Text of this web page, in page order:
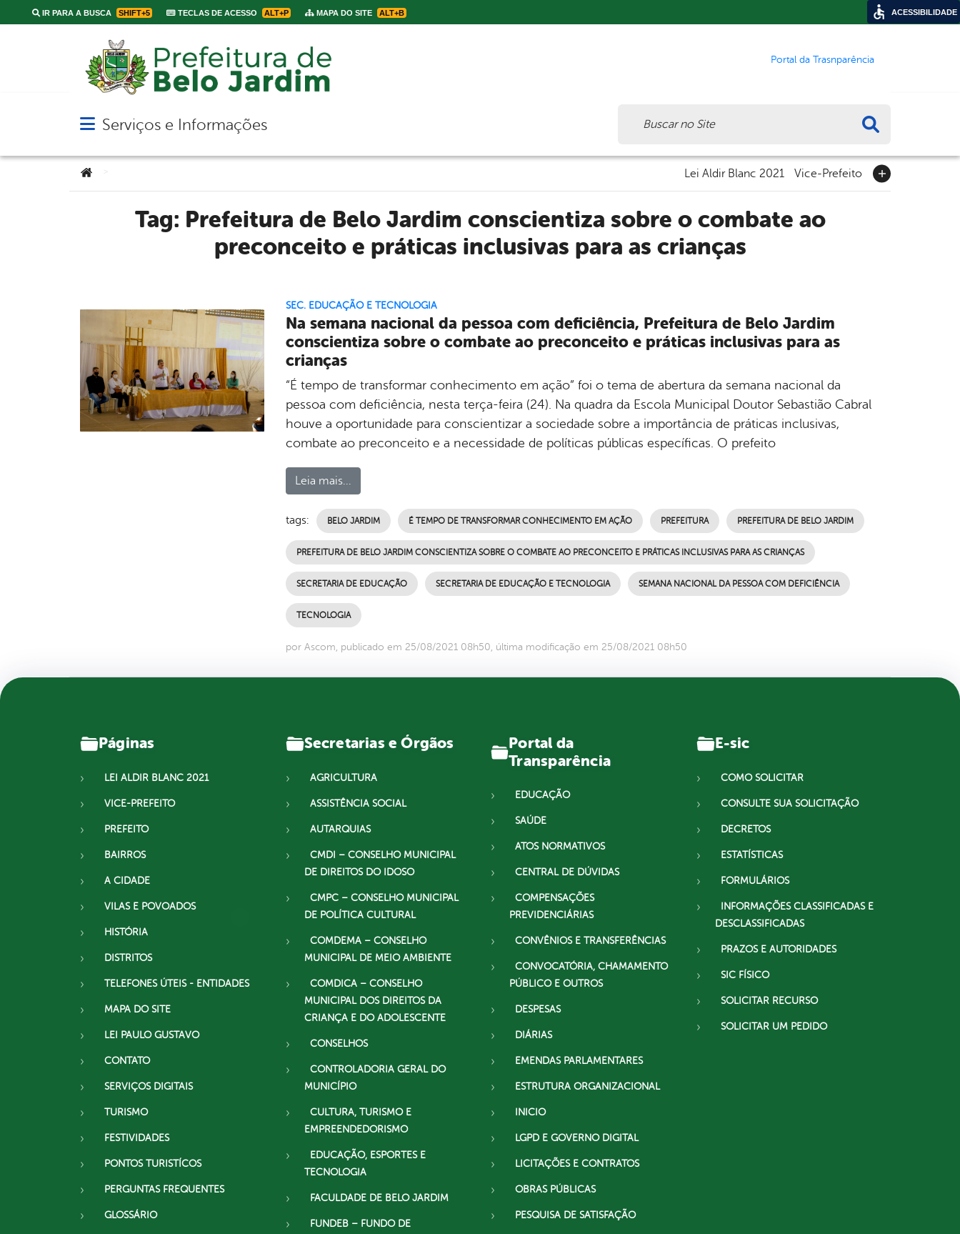
IR PARA A BUSCA SHIFT+5 TECLAS DE ACESSO ALT+P MAPA DO SITE ALT+B
Portal da Trasnparência
Abrir menu principal de navegação
Serviços e Informações
Você está aqui: Lei Aldir Blanc 2021 Vice-Prefeito
Tag: Prefeitura de Belo Jardim conscientiza sobre o combate ao
preconceito e práticas inclusivas para as crianças
SEC. EDUCAÇÃO E TECNOLOGIA
Na semana nacional da pessoa com deficiência, Prefeitura de Belo Jardim
conscientiza sobre o combate ao preconceito e práticas inclusivas para as
crianças
“É tempo de transformar conhecimento em ação” foi o tema de abertura da semana nacional da
pessoa com deficiência, nesta terça-feira (24). Na quadra da Escola Municipal Doutor Sebastião Cabral
houve a oportunidade para conscientizar a sociedade sobre a importância de práticas inclusivas,
combate ao preconceito e a necessidade de políticas públicas específicas. O prefeito
Leia mais...
tags: BELO JARDIM É TEMPO DE TRANSFORMAR CONHECIMENTO EM AÇÃO PREFEITURA PREFEITURA DE BELO JARDIM
PREFEITURA DE BELO JARDIM CONSCIENTIZA SOBRE O COMBATE AO PRECONCEITO E PRÁTICAS INCLUSIVAS PARA AS CRIANÇAS
SECRETARIA DE EDUCAÇÃO SECRETARIA DE EDUCAÇÃO E TECNOLOGIA SEMANA NACIONAL DA PESSOA COM DEFICIÊNCIA
TECNOLOGIA
por Ascom, publicado em 25/08/2021 08h50, última modificação em 25/08/2021 08h50
Páginas
LEI ALDIR BLANC 2021
VICE-PREFEITO
PREFEITO
BAIRROS
A CIDADE
VILAS E POVOADOS
HISTÓRIA
DISTRITOS
TELEFONES ÚTEIS - ENTIDADES
MAPA DO SITE
LEI PAULO GUSTAVO
CONTATO
SERVIÇOS DIGITAIS
TURISMO
FESTIVIDADES
PONTOS TURISTÍCOS
PERGUNTAS FREQUENTES
GLOSSÁRIO
Secretarias e Órgãos
AGRICULTURA
ASSISTÊNCIA SOCIAL
AUTARQUIAS
CMDI – CONSELHO MUNICIPAL
DE DIREITOS DO IDOSO
CMPC – CONSELHO MUNICIPAL
DE POLÍTICA CULTURAL
COMDEMA – CONSELHO
MUNICIPAL DE MEIO AMBIENTE
COMDICA – CONSELHO
MUNICIPAL DOS DIREITOS DA
CRIANÇA E DO ADOLESCENTE
CONSELHOS
CONTROLADORIA GERAL DO
MUNICÍPIO
CULTURA, TURISMO E
EMPREENDEDORISMO
EDUCAÇÃO, ESPORTES E
TECNOLOGIA
FACULDADE DE BELO JARDIM
FUNDEB – FUNDO DE
Portal da
Transparência
EDUCAÇÃO
SAÚDE
ATOS NORMATIVOS
CENTRAL DE DÚVIDAS
COMPENSAÇÕES
PREVIDENCIÁRIAS
CONVÊNIOS E TRANSFERÊNCIAS
CONVOCATÓRIA, CHAMAMENTO
PÚBLICO E OUTROS
DESPESAS
DIÁRIAS
EMENDAS PARLAMENTARES
ESTRUTURA ORGANIZACIONAL
INICIO
LGPD E GOVERNO DIGITAL
LICITAÇÕES E CONTRATOS
OBRAS PÚBLICAS
PESQUISA DE SATISFAÇÃO
E-sic
COMO SOLICITAR
CONSULTE SUA SOLICITAÇÃO
DECRETOS
ESTATÍSTICAS
FORMULÁRIOS
INFORMAÇÕES CLASSIFICADAS E
DESCLASSIFICADAS
PRAZOS E AUTORIDADES
SIC FÍSICO
SOLICITAR RECURSO
SOLICITAR UM PEDIDO
ACESSIBILIDADE